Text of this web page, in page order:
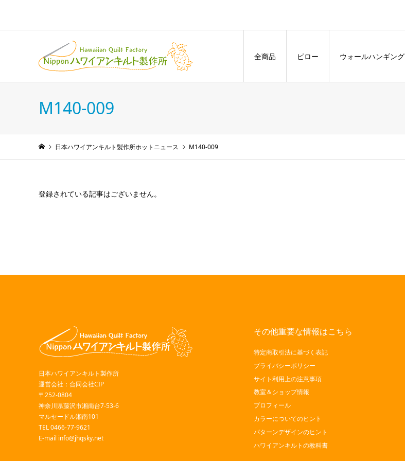
全商品 ピロー ウォールハンギング
M140-009
日本ハワイアンキルト製作所ホットニュース M140-009
登録されている記事はございません。
日本ハワイアンキルト製作所
運営会社：合同会社CIP
〒252-0804
神奈川県藤沢市湘南台7-53-6
マルセードル湘南101
TEL 0466-77-9621
E-mail info@jhqsky.net
その他重要な情報はこちら
特定商取引法に基づく表記
プライバシーポリシー
サイト利用上の注意事項
教室＆ショップ情報
プロフィール
カラーについてのヒント
パターンデザインのヒント
ハワイアンキルトの教科書